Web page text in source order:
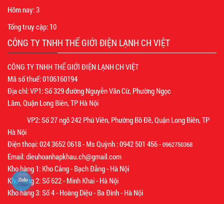
Hôm nay:3
Tổng truy cập: 10
CÔNG TY TNHH THẾ GIỚI ĐIỆN LẠNH CH VIỆT
CÔNG TY TNHH THẾ GIỚI ĐIỆN LẠNH CH VIỆT
Mã số thuế: 0106160194
Địa chỉ: VP1: Số 329 đường Nguyễn Văn Cừ, Phường Ngọc
Lâm, Quận Long Biên, TP Hà Nội
VP2: Số 27 ngõ 242 Phú Viên, Phường Bồ Đề, Quận Long Biên, TP
Hà Nội
Điện thoại: 024 3652 0618 - Ms Quỳnh : 0942 501 456 -0962750368
Email: dieuhoanhapkhau.ch@gmail.com
Kho hàng 1: Kho Cảng - Bạch Đằng - Hà Nội
Kho hàng 2: Số 622 - Minh Khai - Hà Nội
Kho hàng 3: Số 4 - Hoàng Diệu - Ba Đình - Hà Nội